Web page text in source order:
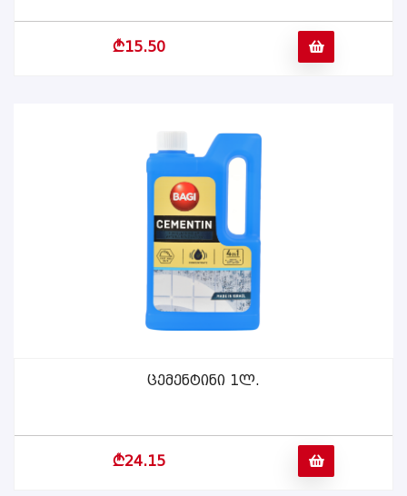
b15.50
ᲕᲠᲪᲚᲐᲓ
Ცემენტინი 1ლ.
b24.15